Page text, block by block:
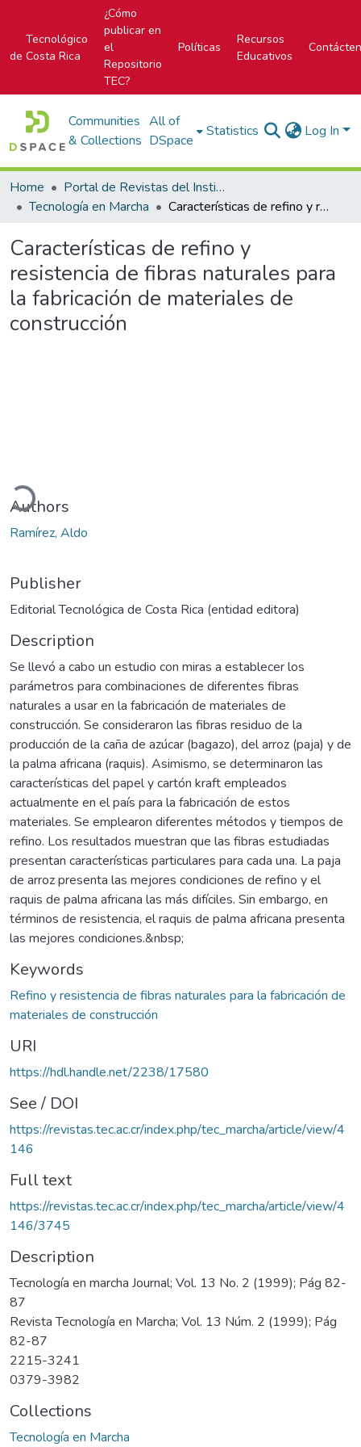
Tecnológico
de Costa Rica
¿Cómo
publicar en
el
Repositorio
TEC?
Políticas
Recursos
Educativos
Communities
& Collections
All of
DSpace
Statistics Log In
Home
Portal de Revistas del Instituto Tecnológico de Costa Rica
Tecnología en Marcha
Características de refino y resistencia de fibras naturales para la fabricación de materiales de construcción
Características de refino y
resistencia de fibras naturales para
la fabricación de materiales de
construcción
Authors
Ramírez, Aldo
Publisher
Editorial Tecnológica de Costa Rica (entidad editora)
Description
Se llevó a cabo un estudio con miras a establecer los
parámetros para combinaciones de diferentes fibras
naturales a usar en la fabricación de materiales de
construcción. Se consideraron las fibras residuo de la
producción de la caña de azúcar (bagazo), del arroz (paja) y de
la palma africana (raquis). Asimismo, se determinaron las
características del papel y cartón kraft empleados
actualmente en el país para la fabricación de estos
materiales. Se emplearon diferentes métodos y tiempos de
refino. Los resultados muestran que las fibras estudiadas
presentan características particulares para cada una. La paja
de arroz presenta las mejores condiciones de refino y el
raquis de palma africana las más difíciles. Sin embargo, en
términos de resistencia, el raquis de palma africana presenta
las mejores condiciones.&nbsp;
Keywords
Refino y resistencia de fibras naturales para la fabricación de
materiales de construcción
URI
https://hdl.handle.net/2238/17580
See / DOI
https://revistas.tec.ac.cr/index.php/tec_marcha/article/view/4
146
Full text
https://revistas.tec.ac.cr/index.php/tec_marcha/article/view/4
146/3745
Description
Tecnología en marcha Journal; Vol. 13 No. 2 (1999); Pág 82-
87
Revista Tecnología en Marcha; Vol. 13 Núm. 2 (1999); Pág
82-87
2215-3241
0379-3982
Collections
Tecnología en Marcha